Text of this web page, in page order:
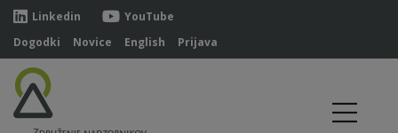
Linkedin
YouTube
Dogodki
Novice English Prijava